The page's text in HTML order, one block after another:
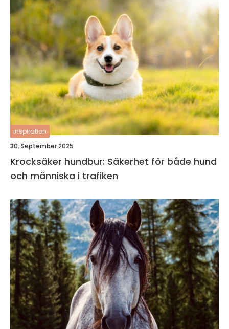
inspiration
30. September 2025
Krocksäker hundbur: Säkerhet för både hund
och människa i trafiken